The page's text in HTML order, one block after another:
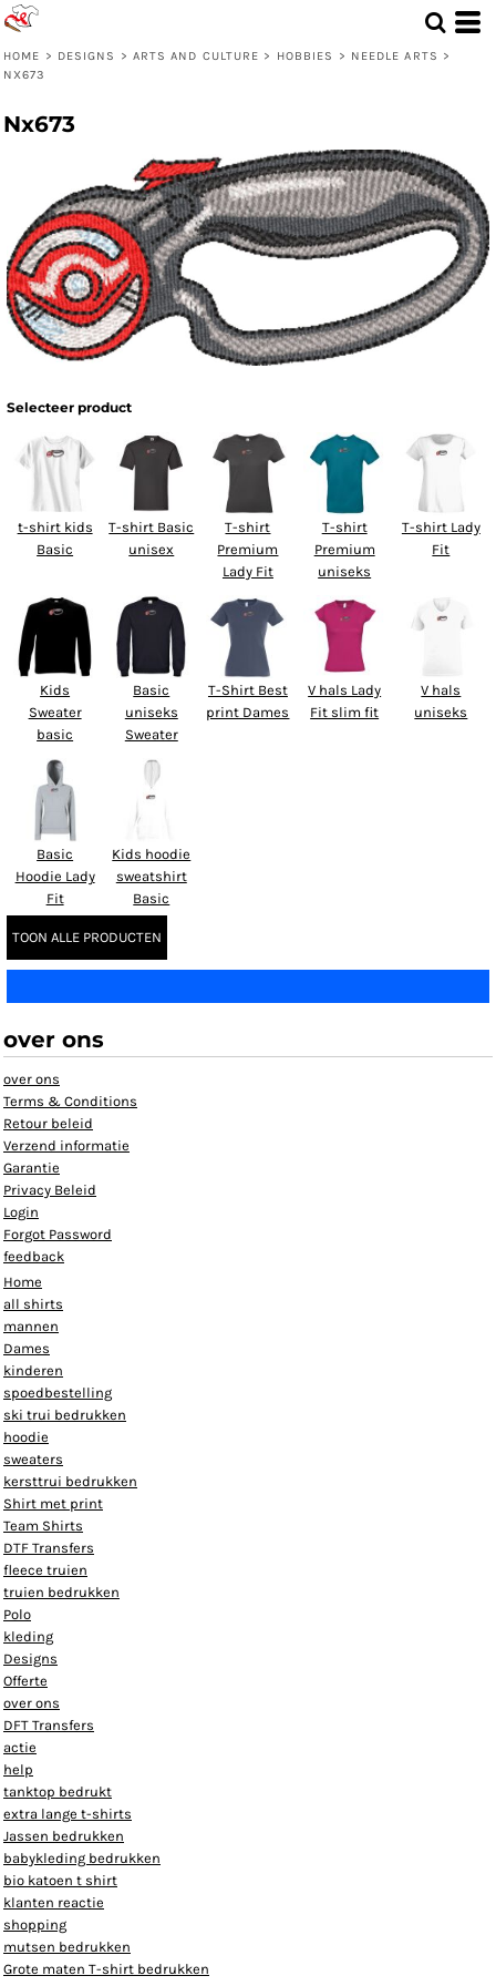
HOME > DESIGNS > ARTS AND CULTURE > HOBBIES > NEEDLE ARTS >
NX673
Nx673
Selecteer product
t-shirt kids
Basic
T-shirt Basic
unisex
T-shirt
Premium
Lady Fit
T-shirt
Premium
uniseks
T-shirt Lady
Fit
Kids
Sweater
basic
Basic
uniseks
Sweater
T-Shirt Best
print Dames
V hals Lady
Fit slim fit
V hals
uniseks
Basic
Hoodie Lady
Fit
Kids hoodie
sweatshirt
Basic
TOON ALLE PRODUCTEN
over ons
over ons
Terms & Conditions
Retour beleid
Verzend informatie
Garantie
Privacy Beleid
Login
Forgot Password
feedback
Home
all shirts
mannen
Dames
kinderen
spoedbestelling
ski trui bedrukken
hoodie
sweaters
kersttrui bedrukken
Shirt met print
Team Shirts
DTF Transfers
fleece truien
truien bedrukken
Polo
kleding
Designs
Offerte
over ons
DFT Transfers
actie
help
tanktop bedrukt
extra lange t-shirts
Jassen bedrukken
babykleding bedrukken
bio katoen t shirt
klanten reactie
shopping
mutsen bedrukken
Grote maten T-shirt bedrukken